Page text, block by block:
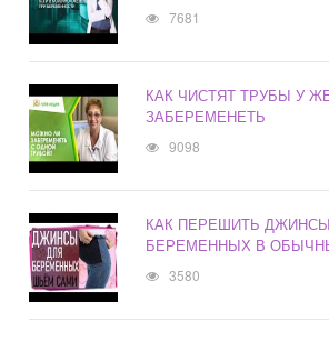
7681
КАК ЧИСТЯТ ТРУБЫ У
ЗАБЕРЕМЕНЕТЬ
9098
КАК ПЕРЕШИТЬ
БЕРЕМЕННЫХ В
3580